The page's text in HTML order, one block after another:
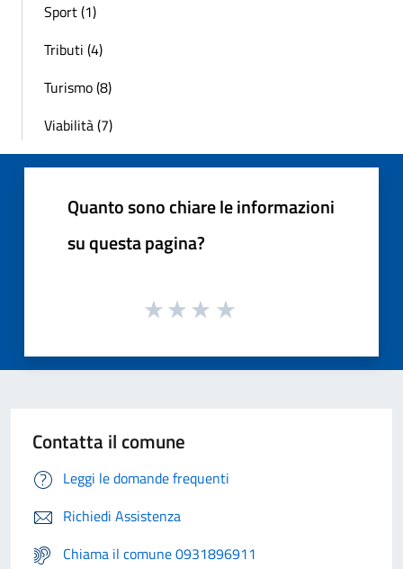
Sport (1)
Tributi (4)
Turismo (8)
Viabilità (7)
Quanto sono chiare le informazioni
su questa pagina?
Contatta il comune
Leggi le domande frequenti
Richiedi Assistenza
Chiama il comune 0931896911